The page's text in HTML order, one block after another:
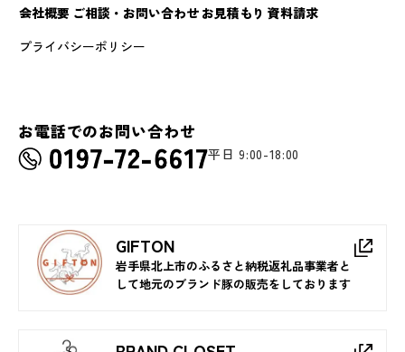
会社概要 ご相談・お問い合わせ お見積もり 資料請求
プライバシーポリシー
お電話でのお問い合わせ
平日 9:00-18:00
GIFTON
岩手県北上市のふるさと納税返礼品事業者と
して地元のブランド豚の販売をしております